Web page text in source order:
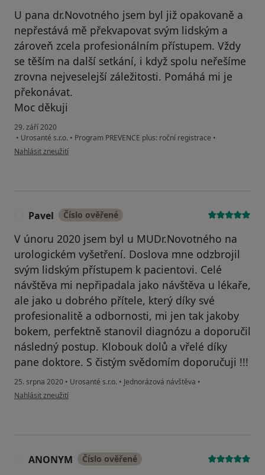
U pana dr.Novotného jsem byl již opakovaně a
nepřestává mě překvapovat svým lidským a
zároveň zcela profesionálním přístupem. Vždy
se těším na další setkání, i když spolu neřešíme
zrovna nejveselejší záležitosti. Pomáhá mi je
překonávat.
Moc děkuji
29. září 2020
• Urosanté s.r.o. • Program PREVENCE plus: roční registrace •
podle názoru uživatele Jiří Š.
Nahlásit zneužití
Pavel Číslo ověřené
V únoru 2020 jsem byl u MUDr.Novotného na
urologickém vyšetření. Doslova mne odzbrojil
svým lidským přístupem k pacientovi. Celé
návštěva mi nepřipadala jako návštěva u lékaře,
ale jako u dobrého přítele, který díky své
profesionalitě a odbornosti, mi jen tak jakoby
bokem, perfektně stanovil diagnózu a doporučil
následný postup. Klobouk dolů a vřelé díky
pane doktore. S čistým svědomím doporučuji !!!
25. srpna 2020 • Urosanté s.r.o. • Jednorázová návštěva •
podle názoru uživatele Pavel
Nahlásit zneužití
ANONYM Číslo ověřené